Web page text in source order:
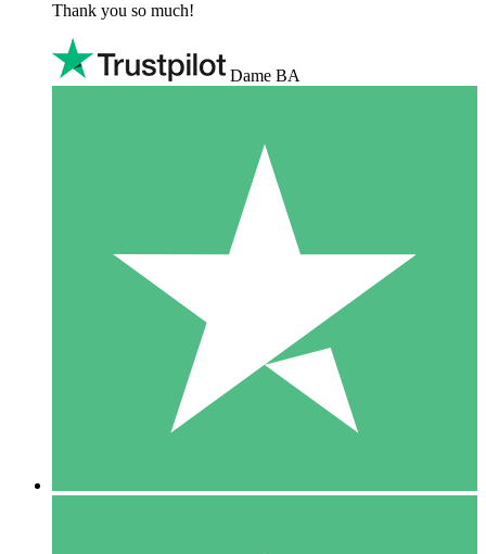
Thank you so much!
Dame BA